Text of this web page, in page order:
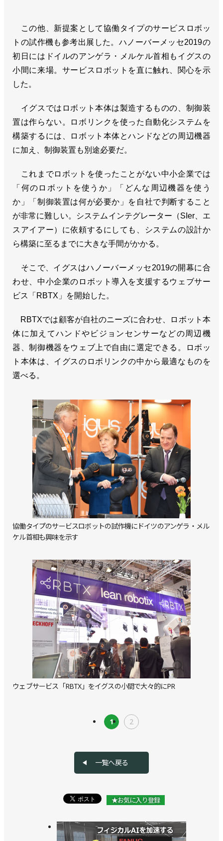
この他、新提案として協働タイプのサービスロボッ
トの試作機も参考出展した。ハノーバーメッセ2019の
初日にはドイルのアンゲラ・メルケル首相もイグスの
小間に来場。サービスロボットを直に触れ、関心を示
した。
イグスではロボット本体は製造するものの、制御装
置は作らない。ロボリンクを使った自動化システムを
構築するには、ロボット本体とハンドなどの周辺機器
に加え、制御装置も別途必要だ。
これまでロボットを使ったことがない中小企業では
「何のロボットを使うか」「どんな周辺機器を使う
か」「制御装置は何が必要か」を自社で判断すること
が非常に難しい。システムインテグレーター（SIer、エ
スアイアー）に依頼するにしても、システムの設計か
ら構築に至るまでに大きな手間がかかる。
そこで、イグスはハノーバーメッセ2019の開幕に合
わせ、中小企業のロボット導入を支援するウェブサー
ビス「RBTX」を開始した。
RBTXでは顧客が自社のニーズに合わせ、ロボット本
体に加えてハンドやビジョンセンサーなどの周辺機
器、制御機器をウェブ上で自由に選定できる。ロボッ
ト本体は、イグスのロボリンクの中から最適なものを
選べる。
協働タイプのサービスロボットの試作機にドイツのアンゲラ・メル
ケル首相も興味を示す
ウェブサービス「RBTX」をイグスの小間で大々的にPR
1 2
一覧へ戻る
★お気に入り登録